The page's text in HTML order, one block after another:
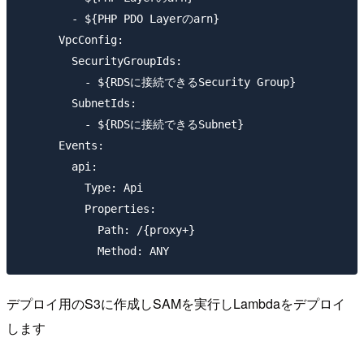
        - ${PHP PDO Layerのarn}
      VpcConfig:
        SecurityGroupIds:
          - ${RDSに接続できるSecurity Group}
        SubnetIds:
          - ${RDSに接続できるSubnet}
      Events:
        api:
          Type: Api
          Properties:
            Path: /{proxy+}
デプロイ用のS3に作成しSAMを実行しLambdaをデプロイ
します